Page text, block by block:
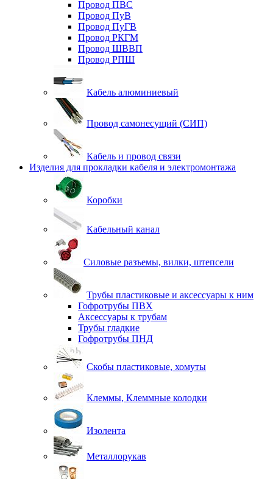
Провод ПВС
Провод ПуВ
Провод ПуГВ
Провод РКГМ
Провод ШВВП
Провод РПШ
Кабель алюминиевый
Провод самонесущий (СИП)
Кабель и провод связи
Изделия для прокладки кабеля и электромонтажа
Коробки
Кабельный канал
Силовые разъемы, вилки, штепсели
Трубы пластиковые и аксессуары к ним
Гофротрубы ПВХ
Аксессуары к трубам
Трубы гладкие
Гофротрубы ПНД
Скобы пластиковые, хомуты
Клеммы, Клеммные колодки
Изолента
Металлорукав